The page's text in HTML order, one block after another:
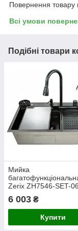
Повернення товару
Всі умови
Подібні товари
Мийка
Zerix ZH7546-SET-06
вбудованим
нерж.сталі (ZM5587)
6 003 ₴
Купити